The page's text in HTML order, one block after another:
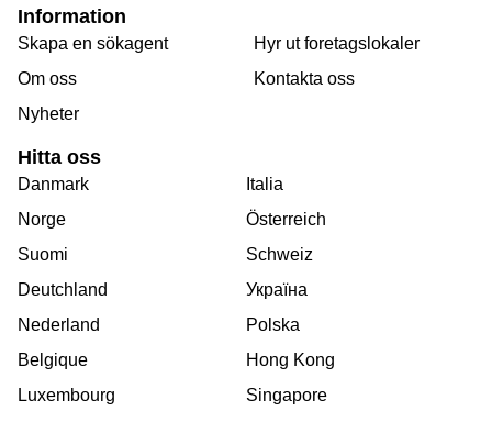
Information
Skapa en sökagent
Om oss
Nyheter
Hyr ut foretagslokaler
Kontakta oss
Hitta oss
Danmark
Norge
Suomi
Deutchland
Nederland
Belgique
Luxembourg
Italia
Österreich
Schweiz
Україна
Polska
Hong Kong
Singapore